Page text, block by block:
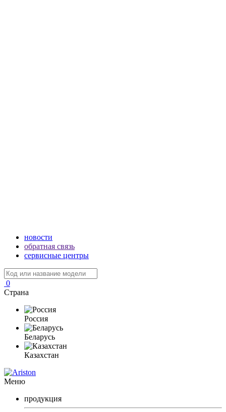
новости
обратная связь
сервисные центры
0
Страна
Россия
Беларусь
Казахстан
Меню
продукция